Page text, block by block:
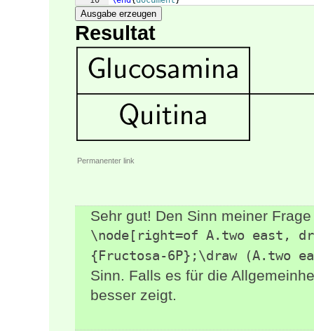
Ausgabe erzeugen
Resultat
Permanenter link
Sehr gut! Den Sinn meiner
\node[right=of A.two east,
{Fructosa-6P};\draw (A.two
Sinn. Falls es für die
besser zeigt.